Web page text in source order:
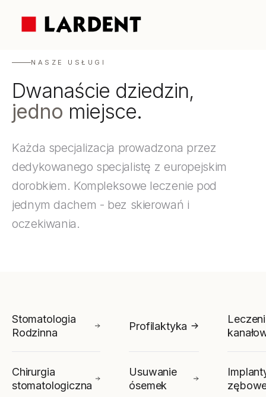
NASZE USŁUGI
Dwanaście dziedzin,
jedno miejsce.
Każda specjalizacja prowadzona przez
dedykowanego specjalistę z europejskim
dorobkiem. Kompleksowe leczenie pod
jednym dachem - bez skierowań i
oczekiwania.
Stomatologia
Rodzinna
Profilaktyka
Chirurgia
stomatologiczna
Usuwanie
ósemek